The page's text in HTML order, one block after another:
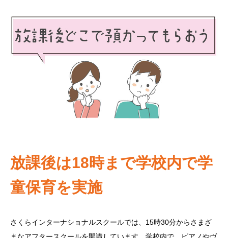
放課後は18時まで学校内で学
童保育を実施
さくらインターナショナルスクールでは、15時30分からさまざ
まなアフタースクールを開講しています。学校内で、ピアノやヴ